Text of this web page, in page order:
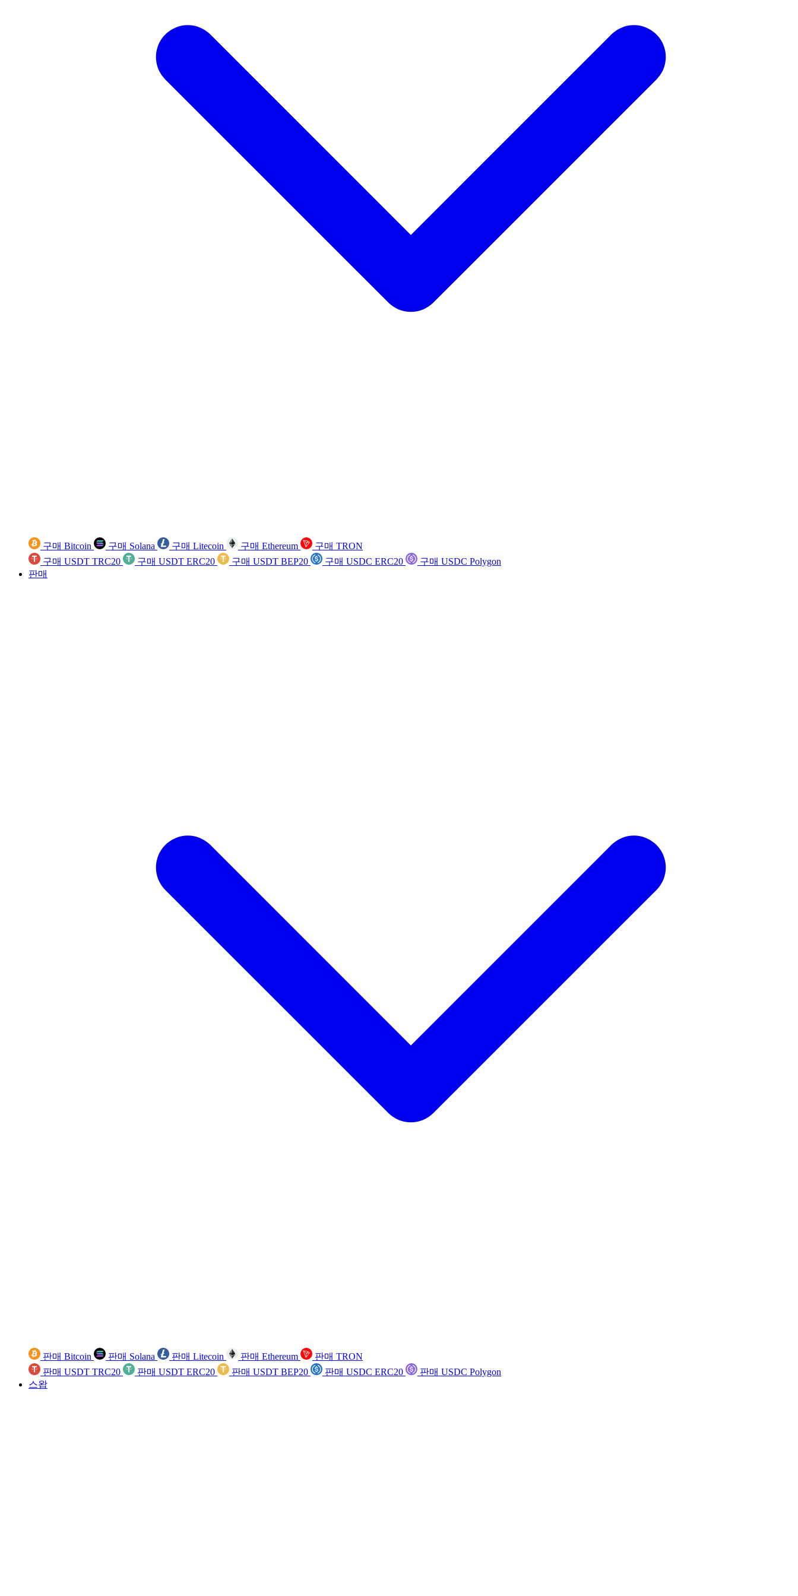
구매 Bitcoin 구매 Solana 구매 Litecoin 구매 Ethereum
구매 TRON
구매 USDT TRC20
구매 USDT ERC20 구매 USDT BEP20 구매 USDC ERC20
구매 USDC Polygon
판매
판매 Bitcoin 판매 Solana 판매 Litecoin 판매 Ethereum
판매 TRON
판매 USDT TRC20
판매 USDT ERC20 판매 USDT BEP20 판매 USDC ERC20
판매 USDC Polygon
스왑